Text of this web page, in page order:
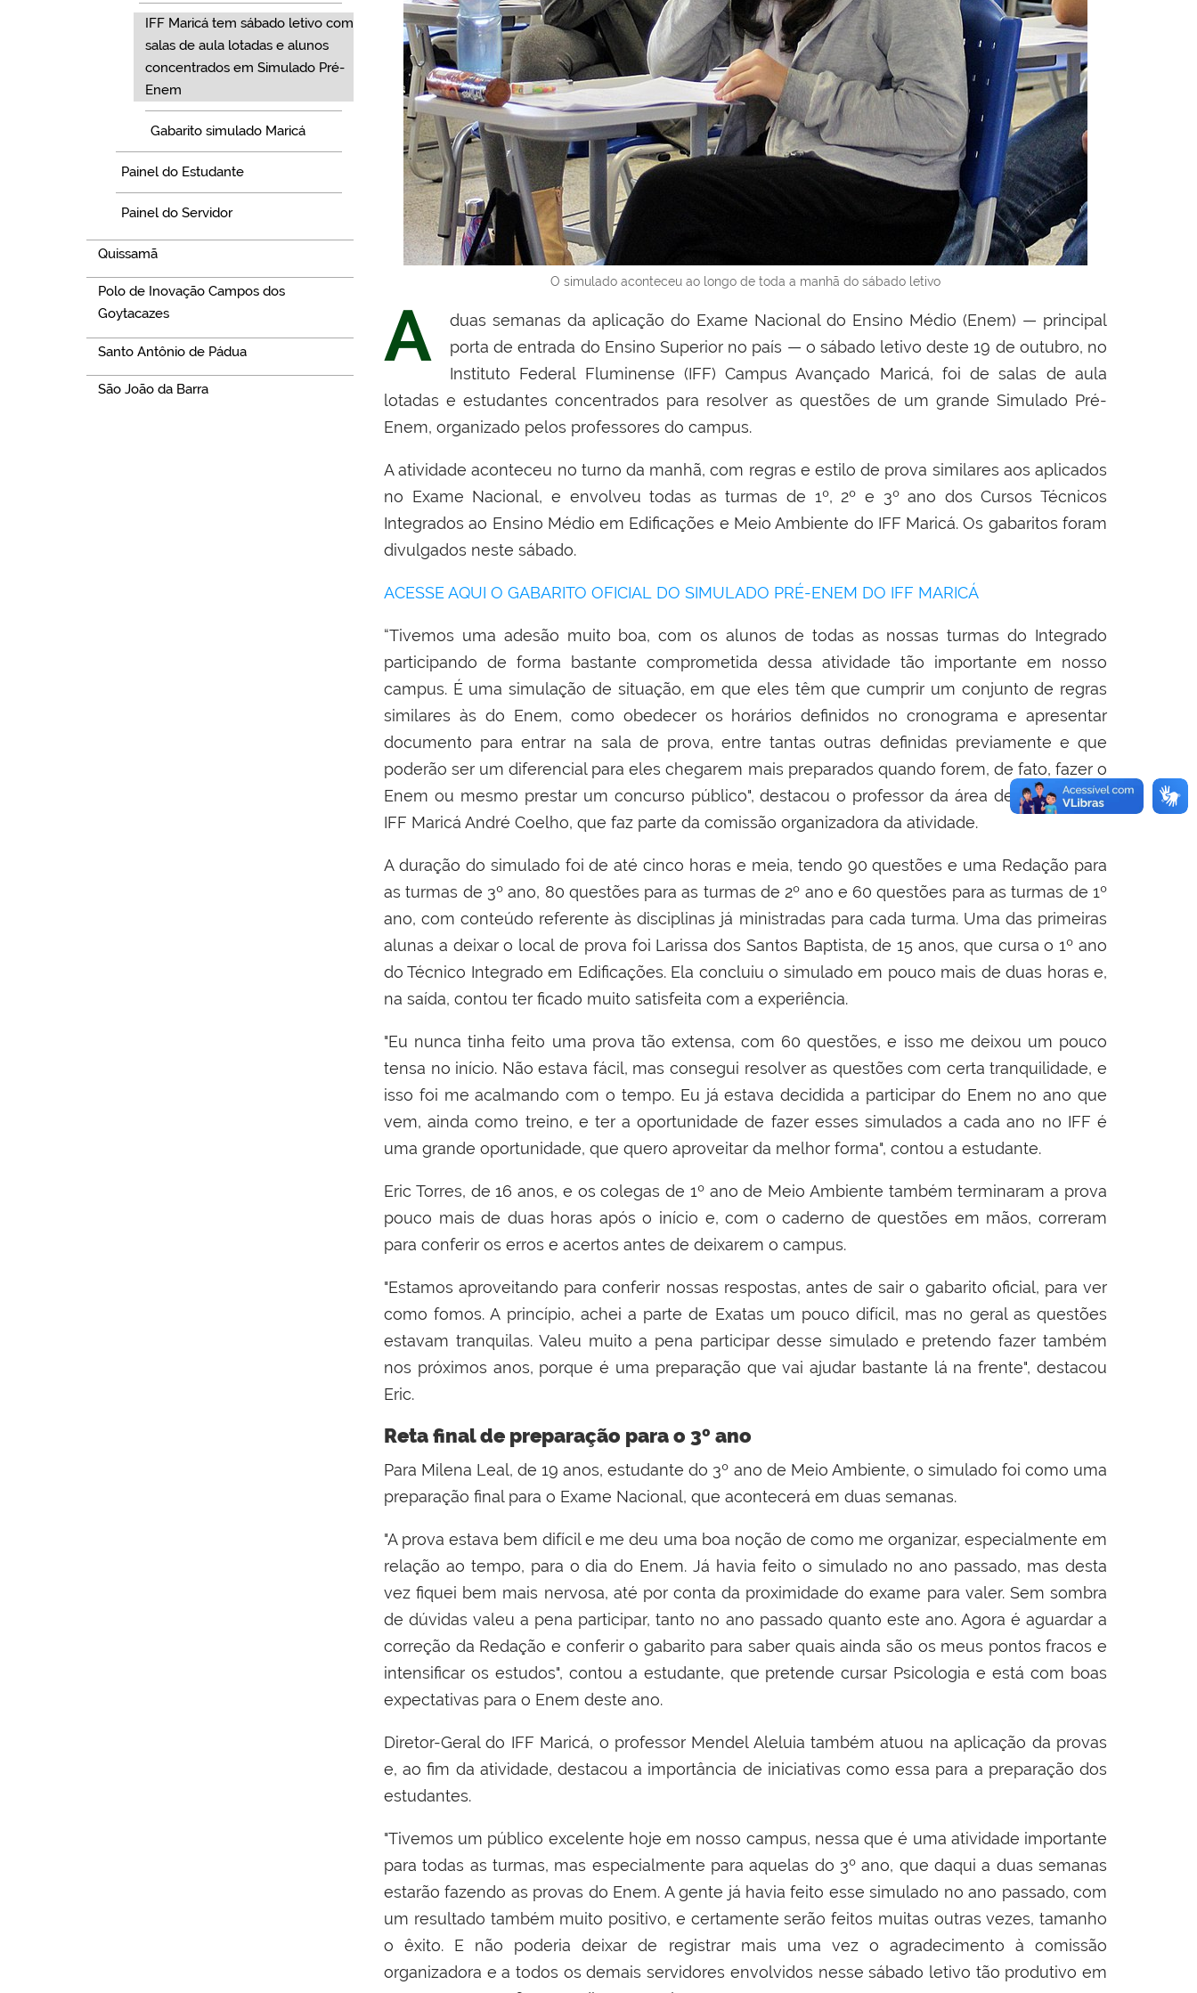
IFF Maricá tem sábado letivo com
salas de aula lotadas e alunos
concentrados em Simulado Pré-
Enem
Gabarito simulado Maricá
Painel do Estudante
Painel do Servidor
Quissamã
Polo de Inovação Campos dos
Goytacazes
Santo Antônio de Pádua
São João da Barra
O simulado aconteceu ao longo de toda a manhã do sábado letivo
A
duas semanas da aplicação do Exame Nacional do Ensino Médio (Enem) — principal
porta de entrada do Ensino Superior no país — o sábado letivo deste 19 de outubro, no
Instituto Federal Fluminense (IFF) Campus Avançado Maricá, foi de salas de aula
lotadas e estudantes concentrados para resolver as questões de um grande Simulado Pré-
Enem, organizado pelos professores do campus.
A atividade aconteceu no turno da manhã, com regras e estilo de prova similares aos aplicados
no Exame Nacional, e envolveu todas as turmas de 1º, 2º e 3º ano dos Cursos Técnicos
Integrados ao Ensino Médio em Edificações e Meio Ambiente do IFF Maricá. Os gabaritos foram
divulgados neste sábado.
ACESSE AQUI O GABARITO OFICIAL DO SIMULADO PRÉ-ENEM DO IFF MARICÁ
“Tivemos uma adesão muito boa, com os alunos de todas as nossas turmas do Integrado
participando de forma bastante comprometida dessa atividade tão importante em nosso
campus. É uma simulação de situação, em que eles têm que cumprir um conjunto de regras
similares às do Enem, como obedecer os horários definidos no cronograma e apresentar
documento para entrar na sala de prova, entre tantas outras definidas previamente e que
poderão ser um diferencial para eles chegarem mais preparados quando forem, de fato, fazer o
Enem ou mesmo prestar um concurso público", destacou o professor da área de Química do
IFF Maricá André Coelho, que faz parte da comissão organizadora da atividade.
A duração do simulado foi de até cinco horas e meia, tendo 90 questões e uma Redação para
as turmas de 3º ano, 80 questões para as turmas de 2º ano e 60 questões para as turmas de 1º
ano, com conteúdo referente às disciplinas já ministradas para cada turma. Uma das primeiras
alunas a deixar o local de prova foi Larissa dos Santos Baptista, de 15 anos, que cursa o 1º ano
do Técnico Integrado em Edificações. Ela concluiu o simulado em pouco mais de duas horas e,
na saída, contou ter ficado muito satisfeita com a experiência.
"Eu nunca tinha feito uma prova tão extensa, com 60 questões, e isso me deixou um pouco
tensa no início. Não estava fácil, mas consegui resolver as questões com certa tranquilidade, e
isso foi me acalmando com o tempo. Eu já estava decidida a participar do Enem no ano que
vem, ainda como treino, e ter a oportunidade de fazer esses simulados a cada ano no IFF é
uma grande oportunidade, que quero aproveitar da melhor forma", contou a estudante.
Eric Torres, de 16 anos, e os colegas de 1º ano de Meio Ambiente também terminaram a prova
pouco mais de duas horas após o início e, com o caderno de questões em mãos, correram
para conferir os erros e acertos antes de deixarem o campus.
"Estamos aproveitando para conferir nossas respostas, antes de sair o gabarito oficial, para ver
como fomos. A princípio, achei a parte de Exatas um pouco difícil, mas no geral as questões
estavam tranquilas. Valeu muito a pena participar desse simulado e pretendo fazer também
nos próximos anos, porque é uma preparação que vai ajudar bastante lá na frente", destacou
Eric.
Reta final de preparação para o 3º ano
Para Milena Leal, de 19 anos, estudante do 3º ano de Meio Ambiente, o simulado foi como uma
preparação final para o Exame Nacional, que acontecerá em duas semanas.
"A prova estava bem difícil e me deu uma boa noção de como me organizar, especialmente em
relação ao tempo, para o dia do Enem. Já havia feito o simulado no ano passado, mas desta
vez fiquei bem mais nervosa, até por conta da proximidade do exame para valer. Sem sombra
de dúvidas valeu a pena participar, tanto no ano passado quanto este ano. Agora é aguardar a
correção da Redação e conferir o gabarito para saber quais ainda são os meus pontos fracos e
intensificar os estudos", contou a estudante, que pretende cursar Psicologia e está com boas
expectativas para o Enem deste ano.
Diretor-Geral do IFF Maricá, o professor Mendel Aleluia também atuou na aplicação da provas
e, ao fim da atividade, destacou a importância de iniciativas como essa para a preparação dos
estudantes.
"Tivemos um público excelente hoje em nosso campus, nessa que é uma atividade importante
para todas as turmas, mas especialmente para aquelas do 3º ano, que daqui a duas semanas
estarão fazendo as provas do Enem. A gente já havia feito esse simulado no ano passado, com
um resultado também muito positivo, e certamente serão feitos muitas outras vezes, tamanho
o êxito. E não poderia deixar de registrar mais uma vez o agradecimento à comissão
organizadora e a todos os demais servidores envolvidos nesse sábado letivo tão produtivo em